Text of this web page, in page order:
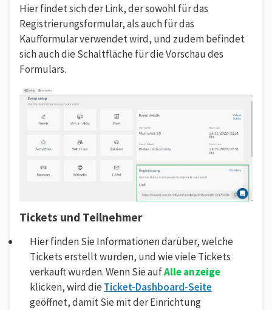
Hier findet sich der Link, der sowohl für das
Registrierungsformular, als auch für das
Kaufformular verwendet wird, und zudem befindet
sich auch die Schaltfläche für die Vorschau des
Formulars.
Tickets und Teilnehmer
Hier finden Sie Informationen darüber, welche
Tickets erstellt wurden, und wie viele Tickets
verkauft wurden. Wenn Sie aufAlle anzeige
klicken, wird die Ticket-Dashboard-Seite
geöffnet, damit Sie mit der Einrichtung